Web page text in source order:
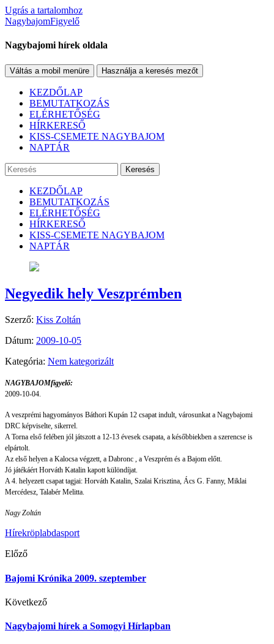
Ugrás a tartalomhoz
NagybajomFigyelő
Nagybajomi hírek oldala
Váltás a mobil menüre Használja a keresés mezőt
KEZDŐLAP
BEMUTATKOZÁS
ELÉRHETŐSÉG
HÍRKERESŐ
KISS-CSEMETE NAGYBAJOM
NAPTÁR
Keresés
KEZDŐLAP
BEMUTATKOZÁS
ELÉRHETŐSÉG
HÍRKERESŐ
KISS-CSEMETE NAGYBAJOM
NAPTÁR
Negyedik hely Veszprémben
Szerző: Kiss Zoltán
Dátum: 2009-10-05
Kategória: Nem kategorizált
NAGYBAJOMfigyelő:
2009-10-04.
A veszprémi hagyományos Báthori Kupán 12 csapat indult, városunkat a Nagybajomi
DRC képviselte, sikerrel.
A Torna első felében jól játszott a 12-13 évesek csapata, a későbbiekben a szerencse is
elpártolt.
Az első helyen a Kalocsa végzett, a Dabronc , a Veszprém és a Bajom előtt.
Jó játékáért Horváth Katalin kapott különdíjat.
A 4. helyezett csapat tagjai: Horváth Katalin, Szalai Krisztina, Ács G. Fanny, Miklai
Mercédesz, Talabér Melitta.
Nagy Zoltán
Hírekröplabdasport
Előző
Bajomi Krónika 2009. szeptember
Következő
Nagybajomi hírek a Somogyi Hírlapban